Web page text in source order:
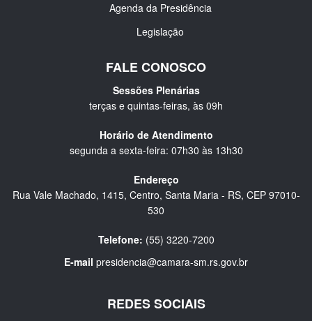
Agenda da Presidência
Legislação
FALE CONOSCO
Sessões Plenárias
terças e quintas-feiras, às 09h
Horário de Atendimento
segunda a sexta-feira: 07h30 às 13h30
Endereço
Rua Vale Machado, 1415, Centro, Santa Maria - RS, CEP 97010-
530
Telefone: (55) 3220-7200
E-mail presidencia@camara-sm.rs.gov.br
REDES SOCIAIS